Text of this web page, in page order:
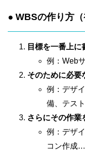
● WBSの作り方（
目標を一番上に
例：Web
そのために必要
例：デザ
備、テス
さらにその作業
例：デザ
コン作成…